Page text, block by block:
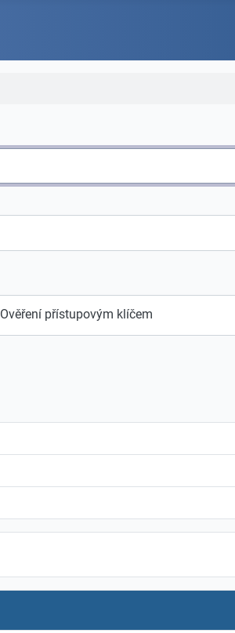
Ověření přístupovým klíčem